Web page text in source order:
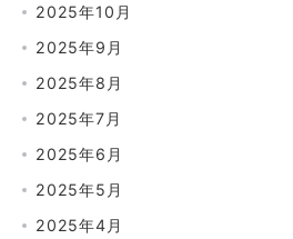
2025年10月
2025年9月
2025年8月
2025年7月
2025年6月
2025年5月
2025年4月